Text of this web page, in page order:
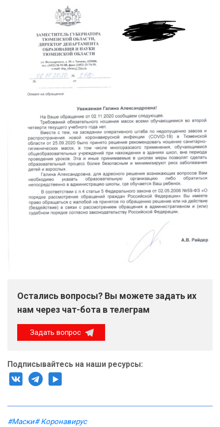
Остались вопросы? Вы можете задать их
нам через чат-бота в телеграм
Задать вопрос
Подписывайтесь на наши ресурсы:
#Маски# Коронавирус